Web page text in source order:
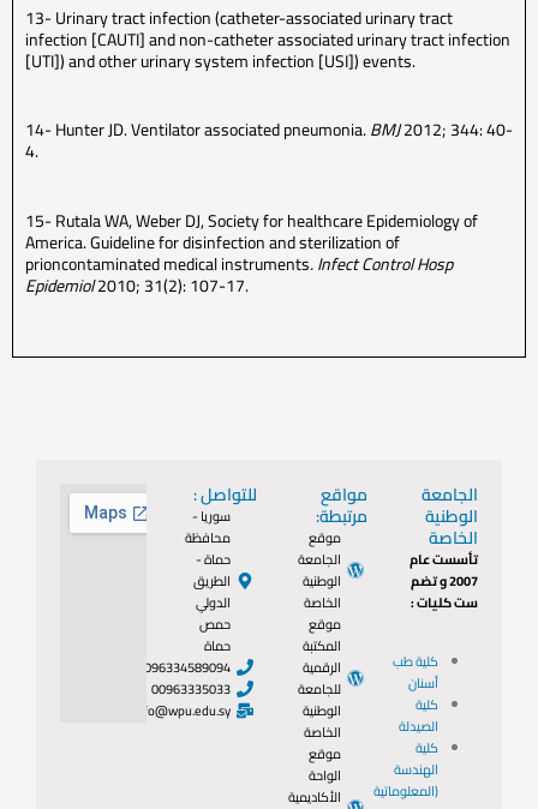
13- Urinary tract infection (catheter-associated urinary tract
infection [CAUTI] and non-catheter associated urinary tract infection
[UTI]) and other urinary system infection [USI]) events.
14- Hunter JD. Ventilator associated pneumonia.BMJ2012; 344: 40-
4.
15- Rutala WA, Weber DJ, Society for healthcare Epidemiology of
America. Guideline for disinfection and sterilization of
prioncontaminated medical instruments. Infect Control Hosp
Epidemiol2010; 31(2): 107-17.
الجامعة
الوطنية
الخاصة
تأسست عام
2007 و تضم
ست كليات :
كلية طب
أسنان
كلية
الصيدلة
كلية
الهندسة
(المعلوماتية
مواقع
مرتبطة:
موقع
الجامعة
الوطنية
الخاصة
موقع
المكتبة
الرقمية
للجامعة
الوطنية
الخاصة
موقع
الواحة
الأكاديمية
للتواصل :
سوريا -
محافظة
حماة -
الطريق
الدولي
حمص
حماة
0096334589094
00963335033
info@wpu.edu.sy